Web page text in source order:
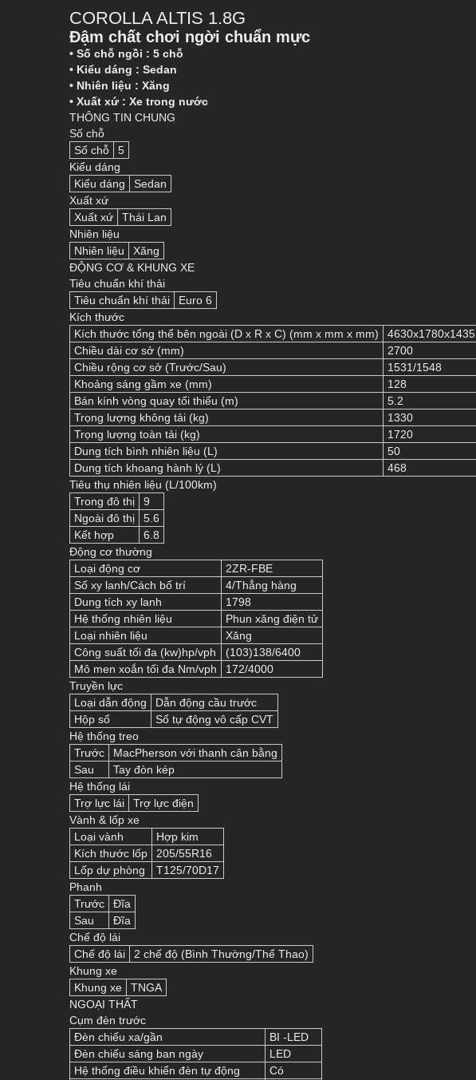
COROLLA ALTIS 1.8G
Đậm chất chơi ngời chuẩn mực
• Số chỗ ngồi : 5 chỗ
• Kiểu dáng : Sedan
• Nhiên liệu : Xăng
• Xuất xứ : Xe trong nước
THÔNG TIN CHUNG
Số chỗ
Số chỗ
5
Kiểu dáng
Kiểu dáng
Sedan
Xuất xứ
Xuất xứ
Thái Lan
Nhiên liệu
Nhiên liệu
Xăng
ĐỘNG CƠ & KHUNG XE
Tiêu chuẩn khí thải
Tiêu chuẩn khí thải
Euro 6
Kích thước
Kích thước tổng thể bên ngoài (D x R x C) (mm x mm x mm)
4630x1780x1435
Chiều dài cơ sở (mm)
2700
Chiều rộng cơ sở (Trước/Sau)
1531/1548
Khoảng sáng gầm xe (mm)
128
Bán kính vòng quay tối thiểu (m)
5.2
Trọng lượng không tải (kg)
1330
Trọng lượng toàn tải (kg)
1720
Dung tích bình nhiên liệu (L)
50
Dung tích khoang hành lý (L)
468
Tiêu thụ nhiên liệu (L/100km)
Trong đô thị
9
Ngoài đô thị
5.6
Kết hợp
6.8
Động cơ thường
Loại động cơ
2ZR-FBE
Số xy lanh/Cách bố trí
4/Thẳng hàng
Dung tích xy lanh
1798
Hệ thống nhiên liệu
Phun xăng điện tử
Loại nhiên liệu
Xăng
Công suất tối đa (kw)hp/vph
(103)138/6400
Mô men xoắn tối đa Nm/vph
172/4000
Truyền lực
Loại dẫn động
Dẫn động cầu trước
Hộp số
Số tự động vô cấp CVT
Hệ thống treo
Trước
MacPherson với thanh cân bằng
Sau
Tay đòn kép
Hệ thống lái
Trợ lực lái
Trợ lực điện
Vành & lốp xe
Loại vành
Hợp kim
Kích thước lốp
205/55R16
Lốp dự phòng
T125/70D17
Phanh
Trước
Đĩa
Sau
Đĩa
Chế độ lái
Chế độ lái
2 chế độ (Bình Thường/Thể Thao)
Khung xe
Khung xe
TNGA
NGOẠI THẤT
Cụm đèn trước
Đèn chiếu xa/gần
BI -LED
Đèn chiếu sáng ban ngày
LED
Hệ thống điều khiển đèn tự động
Có